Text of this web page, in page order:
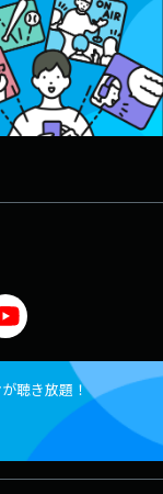
聴き放題！